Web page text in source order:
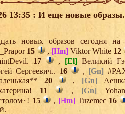
13:35 : И еще новые образы.
новых образов сегодня
15 ,[Hm]Viktor White 12
17 , [El]Великий
Сергеевич.. 16 , [Gn]
20 , [Gn]
11 , [Gn]
15 , [Hm] Tuzemec 16